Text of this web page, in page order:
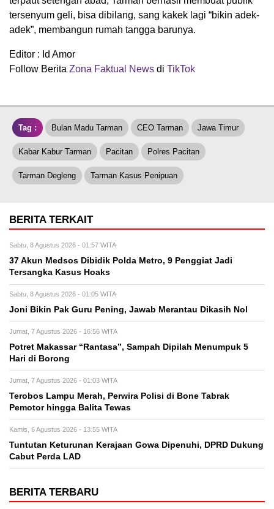
tersenyum geli, bisa dibilang, sang kakek lagi “bikin adek-
adek”, membangun rumah tangga barunya.
Editor : Id Amor
Follow Berita Zona Faktual News di TikTok
Tag : Bulan Madu Tarman CEO Tarman Jawa Timur
Kabar Kabur Tarman Pacitan Polres Pacitan
Tarman Degleng Tarman Kasus Penipuan
BERITA TERKAIT
Sabtu, 8 Agustus 2026 - 01:57 WITA
37 Akun Medsos Dibidik Polda Metro, 9 Penggiat Jadi
Tersangka Kasus Hoaks
Sabtu, 8 Agustus 2026 - 01:05 WITA
Joni Bikin Pak Guru Pening, Jawab Merantau Dikasih Nol
Jumat, 7 Agustus 2026 - 16:56 WITA
Potret Makassar “Rantasa”, Sampah Dipilah Menumpuk 5
Hari di Borong
Jumat, 7 Agustus 2026 - 01:03 WITA
Terobos Lampu Merah, Perwira Polisi di Bone Tabrak
Pemotor hingga Balita Tewas
Kamis, 6 Agustus 2026 - 13:55 WITA
Tuntutan Keturunan Kerajaan Gowa Dipenuhi, DPRD Dukung
Cabut Perda LAD
BERITA TERBARU